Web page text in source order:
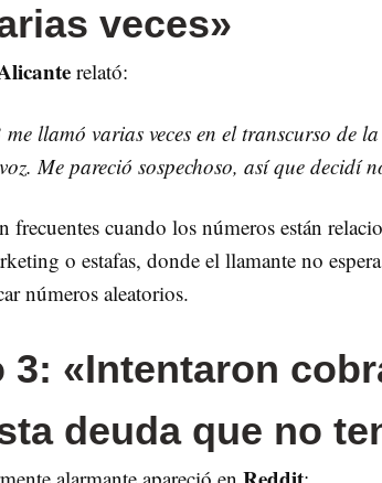
veces»
relató:
me llamó varias veces en el transcurso de
Me pareció sospechoso, así que decidí
frecuentes cuando los números están
o estafas, donde el llamante no
números aleatorios.
3: «Intentaron
deuda que no